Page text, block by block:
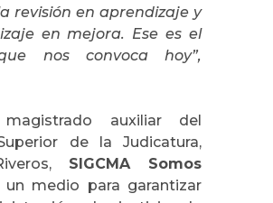
revisión en aprendizaje y
en mejora. Ese es el
nos convoca hoy”,
auxiliar del
de la Judicatura,
SIGCMA Somos
un medio para garantizar